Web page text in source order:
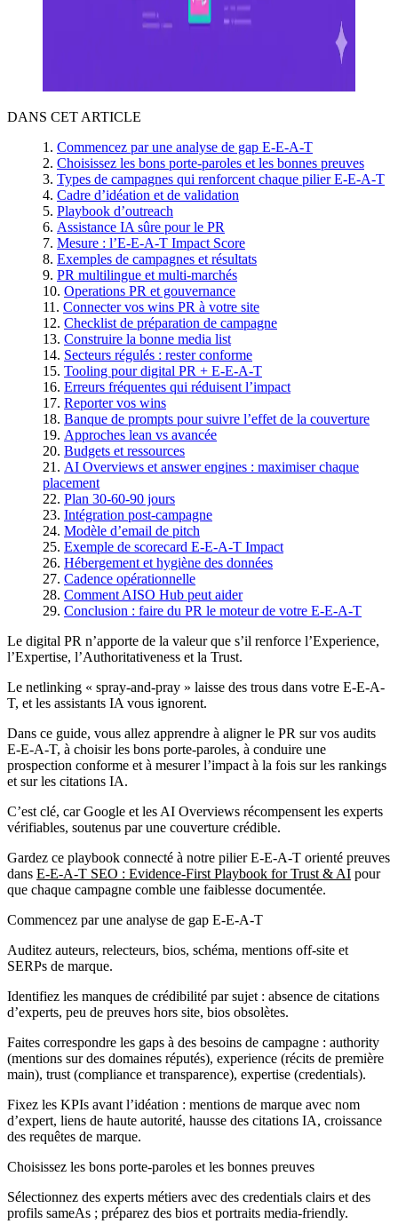
DANS CET ARTICLE
Commencez par une analyse de gap E-E-A-T
Choisissez les bons porte-paroles et les bonnes preuves
Types de campagnes qui renforcent chaque pilier E-E-A-T
Cadre d’idéation et de validation
Playbook d’outreach
Assistance IA sûre pour le PR
Mesure : l’E-E-A-T Impact Score
Exemples de campagnes et résultats
PR multilingue et multi‑marchés
Operations PR et gouvernance
Connecter vos wins PR à votre site
Checklist de préparation de campagne
Construire la bonne media list
Secteurs régulés : rester conforme
Tooling pour digital PR + E-E-A-T
Erreurs fréquentes qui réduisent l’impact
Reporter vos wins
Banque de prompts pour suivre l’effet de la couverture
Approches lean vs avancée
Budgets et ressources
AI Overviews et answer engines : maximiser chaque
placement
Plan 30-60-90 jours
Intégration post‑campagne
Modèle d’email de pitch
Exemple de scorecard E-E-A-T Impact
Hébergement et hygiène des données
Cadence opérationnelle
Comment AISO Hub peut aider
Conclusion : faire du PR le moteur de votre E-E-A-T
Le digital PR n’apporte de la valeur que s’il renforce l’Experience,
l’Expertise, l’Authoritativeness et la Trust.
Le netlinking « spray-and-pray » laisse des trous dans votre E-E-A-
T, et les assistants IA vous ignorent.
Dans ce guide, vous allez apprendre à aligner le PR sur vos audits
E-E-A-T, à choisir les bons porte-paroles, à conduire une
prospection conforme et à mesurer l’impact à la fois sur les rankings
et sur les citations IA.
C’est clé, car Google et les AI Overviews récompensent les experts
vérifiables, soutenus par une couverture crédible.
Gardez ce playbook connecté à notre pilier E-E-A-T orienté preuves
dans E-E-A-T SEO : Evidence-First Playbook for Trust & AI pour
que chaque campagne comble une faiblesse documentée.
Commencez par une analyse de gap E-E-A-T
Auditez auteurs, relecteurs, bios, schéma, mentions off-site et
SERPs de marque.
Identifiez les manques de crédibilité par sujet : absence de citations
d’experts, peu de preuves hors site, bios obsolètes.
Faites correspondre les gaps à des besoins de campagne : authority
(mentions sur des domaines réputés), experience (récits de première
main), trust (compliance et transparence), expertise (credentials).
Fixez les KPIs avant l’idéation : mentions de marque avec nom
d’expert, liens de haute autorité, hausse des citations IA, croissance
des requêtes de marque.
Choisissez les bons porte-paroles et les bonnes preuves
Sélectionnez des experts métiers avec des credentials clairs et des
profils sameAs ; préparez des bios et portraits media‑friendly.